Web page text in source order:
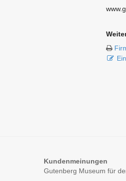
Kundenmeinungen
Gutenberg Museum für